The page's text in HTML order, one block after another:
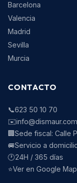
Barcelona
Valencia
Madrid
Sevilla
Murcia
CONTACTO
📞623 50 10 70
✉️info@dismaur.com
🏢Sede fiscal: Calle
🚐Servicio a
🕐24H / 365 días
⭐Ver en Google